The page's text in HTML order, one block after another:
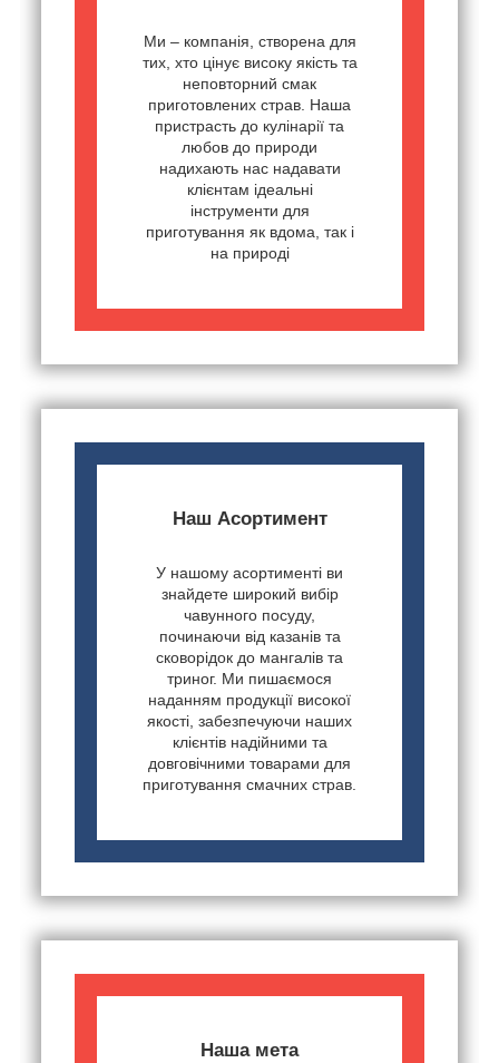
Ми – компанія, створена для
тих, хто цінує високу якість та
неповторний смак
приготовлених страв. Наша
пристрасть до кулінарії та
любов до природи
надихають нас надавати
клієнтам ідеальні
інструменти для
приготування як вдома, так і
на природі
Наш Асортимент
У нашому асортименті ви
знайдете широкий вибір
чавунного посуду,
починаючи від казанів та
сковорідок до мангалів та
триног. Ми пишаємося
наданням продукції високої
якості, забезпечуючи наших
клієнтів надійними та
довговічними товарами для
приготування смачних страв.
Наша мета